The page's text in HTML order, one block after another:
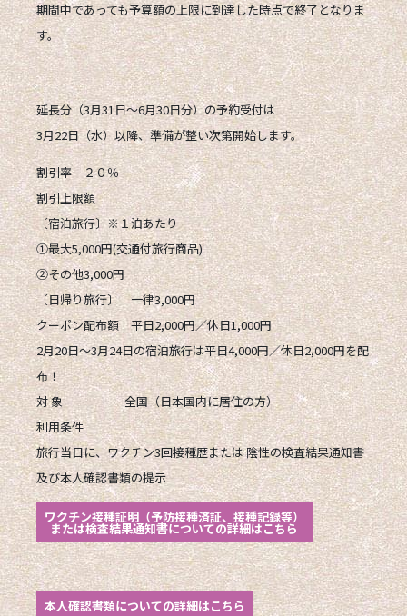
期間中であっても予算額の上限に到達した時点で終了となりま
す。
延長分（3月31日～6月30日分）の予約受付は
3月22日（水）以降、準備が整い次第開始します。
割引率 ２０％
割引上限額
〔宿泊旅行〕※１泊あたり
①最大5,000円(交通付旅行商品)
②その他3,000円
〔日帰り旅行〕 一律3,000円
クーポン配布額 平日2,000円／休日1,000円
2月20日～3月24日の宿泊旅行は平日4,000円／休日2,000円を配
布！
対 象 全国（日本国内に居住の方）
利用条件
旅行当日に、ワクチン3回接種歴または陰性の検査結果通知書
及び本人確認書類の提示
ワクチン接種証明（予防接種済証、接種記録等）
または検査結果通知書についての詳細はこちら
本人確認書類についての詳細はこちら